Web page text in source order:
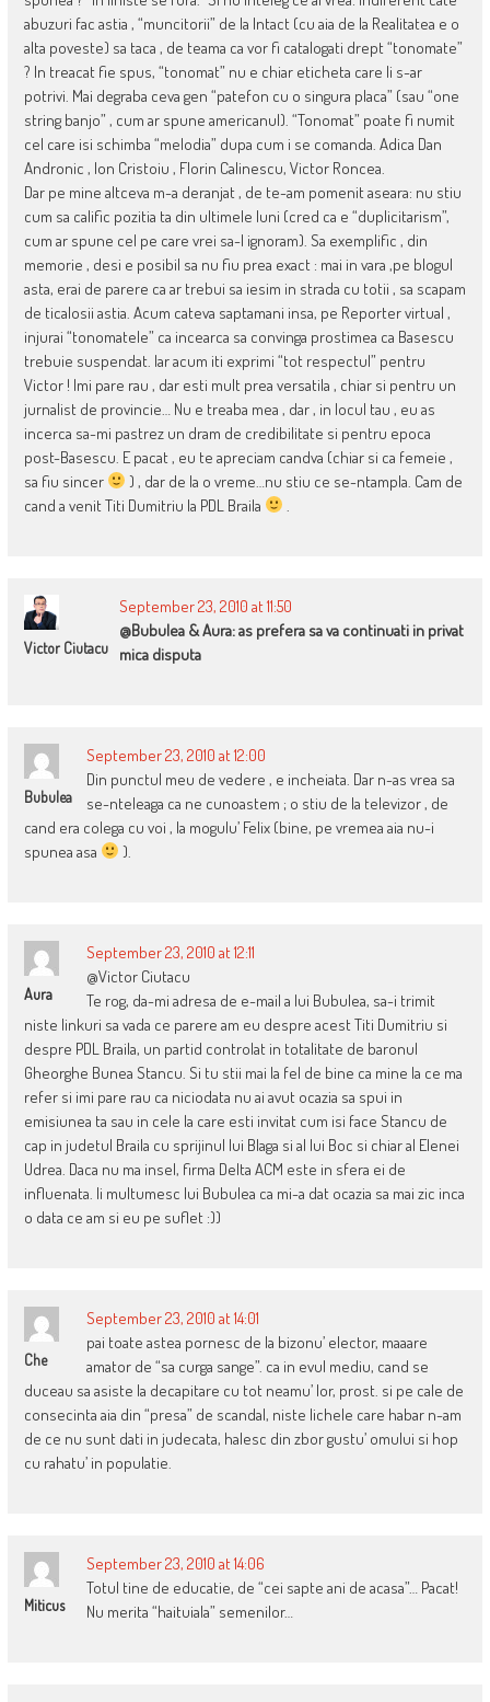
abuzuri fac astia , “muncitorii” de la Intact (cu aia de la Realitatea e o
alta poveste) sa taca , de teama ca vor fi catalogati drept “tonomate”
? In treacat fie spus, “tonomat” nu e chiar eticheta care li s-ar
potrivi. Mai degraba ceva gen “patefon cu o singura placa” (sau “one
string banjo” , cum ar spune americanul). “Tonomat” poate fi numit
cel care isi schimba “melodia” dupa cum i se comanda. Adica Dan
Andronic , Ion Cristoiu , Florin Calinescu, Victor Roncea.
Dar pe mine altceva m-a deranjat , de te-am pomenit aseara: nu stiu
cum sa calific pozitia ta din ultimele luni (cred ca e “duplicitarism”,
cum ar spune cel pe care vrei sa-l ignoram). Sa exemplific , din
memorie , desi e posibil sa nu fiu prea exact : mai in vara ,pe blogul
asta, erai de parere ca ar trebui sa iesim in strada cu totii , sa scapam
de ticalosii astia. Acum cateva saptamani insa, pe Reporter virtual ,
injurai “tonomatele” ca incearca sa convinga prostimea ca Basescu
trebuie suspendat. Iar acum iti exprimi “tot respectul” pentru
Victor ! Imi pare rau , dar esti mult prea versatila , chiar si pentru un
jurnalist de provincie… Nu e treaba mea , dar , in locul tau , eu as
incerca sa-mi pastrez un dram de credibilitate si pentru epoca
post-Basescu. E pacat , eu te apreciam candva (chiar si ca femeie ,
sa fiu sincer
) , dar de la o vreme…nu stiu ce se-ntampla. Cam de
cand a venit Titi Dumitriu la PDL Braila
.
Victor Ciutacu
September 23, 2010 at 11:50
@Bubulea & Aura: as prefera sa va continuati in privat
mica disputa
Bubulea
September 23, 2010 at 12:00
Din punctul meu de vedere , e incheiata. Dar n-as vrea sa
se-nteleaga ca ne cunoastem ; o stiu de la televizor , de
cand era colega cu voi , la mogulu’ Felix (bine, pe vremea aia nu-i
spunea asa
).
Aura
September 23, 2010 at 12:11
@Victor Ciutacu
Te rog, da-mi adresa de e-mail a lui Bubulea, sa-i trimit
niste linkuri sa vada ce parere am eu despre acest Titi Dumitriu si
despre PDL Braila, un partid controlat in totalitate de baronul
Gheorghe Bunea Stancu. Si tu stii mai la fel de bine ca mine la ce ma
refer si imi pare rau ca niciodata nu ai avut ocazia sa spui in
emisiunea ta sau in cele la care esti invitat cum isi face Stancu de
cap in judetul Braila cu sprijinul lui Blaga si al lui Boc si chiar al Elenei
Udrea. Daca nu ma insel, firma Delta ACM este in sfera ei de
influenata. Ii multumesc lui Bubulea ca mi-a dat ocazia sa mai zic inca
o data ce am si eu pe suflet :))
Che
September 23, 2010 at 14:01
pai toate astea pornesc de la bizonu’ elector, maaare
amator de “sa curga sange”. ca in evul mediu, cand se
duceau sa asiste la decapitare cu tot neamu’ lor, prost. si pe cale de
consecinta aia din “presa” de scandal, niste lichele care habar n-am
de ce nu sunt dati in judecata, halesc din zbor gustu’ omului si hop
cu rahatu’ in populatie.
Miticus
September 23, 2010 at 14:06
Totul tine de educatie, de “cei sapte ani de acasa”… Pacat!
Nu merita “haituiala” semenilor…